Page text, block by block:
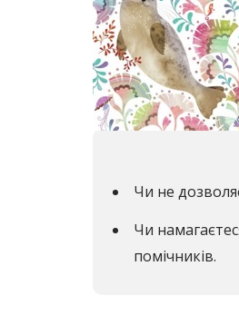
Чи не
Чи
помічників.